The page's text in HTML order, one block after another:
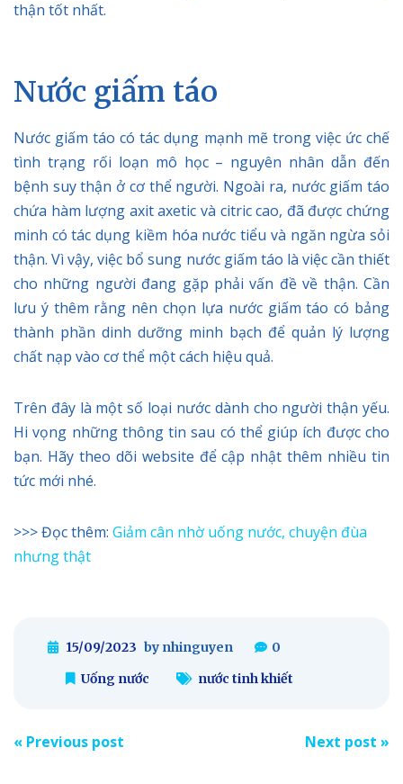
thận tốt nhất.
Nước giấm táo
Nước giấm táo có tác dụng mạnh mẽ trong việc ức chế
tình trạng rối loạn mô học – nguyên nhân dẫn đến
bệnh suy thận ở cơ thể người. Ngoài ra, nước giấm táo
chứa hàm lượng axit axetic và citric cao, đã được chứng
minh có tác dụng kiềm hóa nước tiểu và ngăn ngừa sỏi
thận. Vì vậy, việc bổ sung nước giấm táo là việc cần thiết
cho những người đang gặp phải vấn đề về thận. Cần
lưu ý thêm rằng nên chọn lựa nước giấm táo có bảng
thành phần dinh dưỡng minh bạch để quản lý lượng
chất nạp vào cơ thể một cách hiệu quả.
Trên đây là một số loại nước dành cho người thận yếu.
Hi vọng những thông tin sau có thể giúp ích được cho
bạn. Hãy theo dõi website để cập nhật thêm nhiều tin
tức mới nhé.
>>> Đọc thêm: Giảm cân nhờ uống nước, chuyện đùa
nhưng thật
15/09/2023 by nhinguyen
0
Uống nước
nước tinh khiết
Post
« Previous post Next post »